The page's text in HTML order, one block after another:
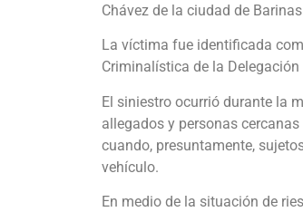
Chávez de la ciudad de
La víctima fue identificada
Criminalística de la
El siniestro ocurrió durante la
allegados y personas
cuando, presuntamente,
vehículo.
En medio de la situación de